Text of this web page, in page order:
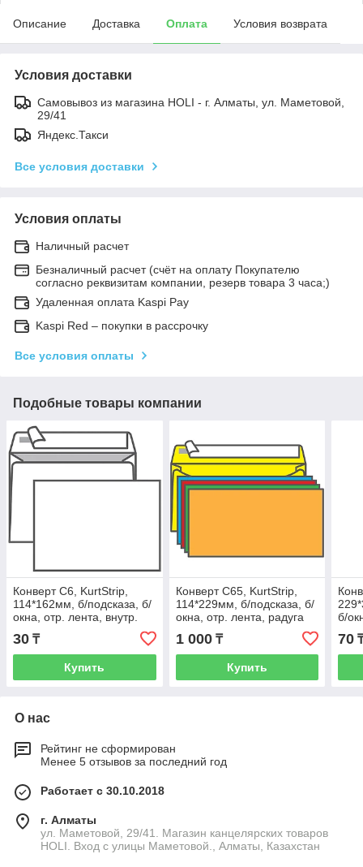
Описание Доставка Оплата Условия возврата
Условия доставки
Самовывоз из магазина HOLI - г. Алматы, ул. Маметовой,
29/41
Яндекс.Такси
Все условия доставки
Условия оплаты
Наличный расчет
Безналичный расчет (счёт на оплату Покупателю
согласно реквизитам компании, резерв товара 3 часа;)
Удаленная оплата Kaspi Pay
Kaspi Red – покупки в рассрочку
Все условия оплаты
Подобные товары компании
Конверт С6, KurtStrip,
114*162мм, б/подсказа, б/
окна, отр. лента, внутр.
30 ₸
Купить
Конверт С65, KurtStrip,
114*229мм, б/подсказа, б/
окна, отр. лента, радуга
1 000₸
Купить
б/
70
О нас
Рейтинг не сформирован
Менее 5 отзывов за последний год
Работает с 30.10.2018
г. Алматы
ул. Маметовой, 29/41. Магазин канцелярских товаров
HOLI. Вход с улицы Маметовой., Алматы, Казахстан